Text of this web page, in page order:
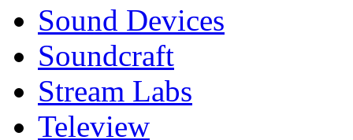
Sound Devices
Soundcraft
Stream Labs
Teleview